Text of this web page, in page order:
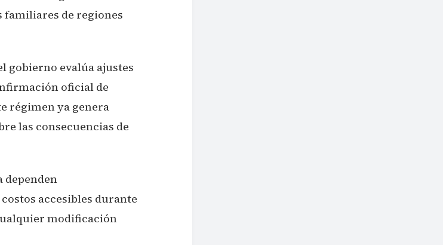
familiares de regiones
gobierno evalúa ajustes
oficial de
régimen ya genera
las consecuencias de
dependen
accesibles durante
modificación